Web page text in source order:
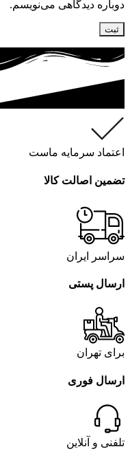
دوباره دیدگاهی می‌نویسم.
اعتماد سرمایه ماست
تضمین اصالت کالا
سراسر ایران
ارسال پستی
برای تهران
ارسال فوری
تلفنی و آنلاین